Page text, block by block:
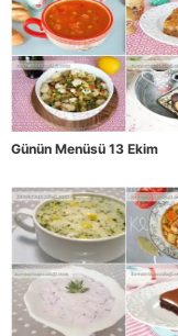
Günün Menüsü 13 Ekim